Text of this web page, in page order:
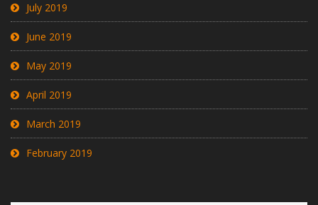
July 2019
June 2019
May 2019
April 2019
March 2019
February 2019